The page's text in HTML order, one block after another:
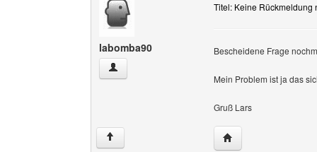
labomba90
labomba90 Benutzer-Profile anzeigen
Titel: Keine Rückmeldung
Bescheidene Frage
Mein Problem ist ja das
Gruß Lars
↑ Website dieses